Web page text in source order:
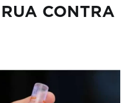
CONTRA